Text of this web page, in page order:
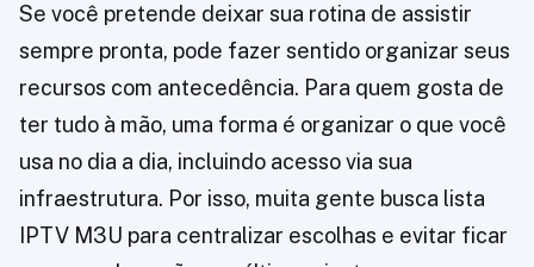
Se você pretende deixar sua rotina de assistir
sempre pronta, pode fazer sentido organizar seus
recursos com antecedência. Para quem gosta de
ter tudo à mão, uma forma é organizar o que você
usa no dia a dia, incluindo acesso via sua
infraestrutura. Por isso, muita gente busca lista
IPTV M3U para centralizar escolhas e evitar ficar